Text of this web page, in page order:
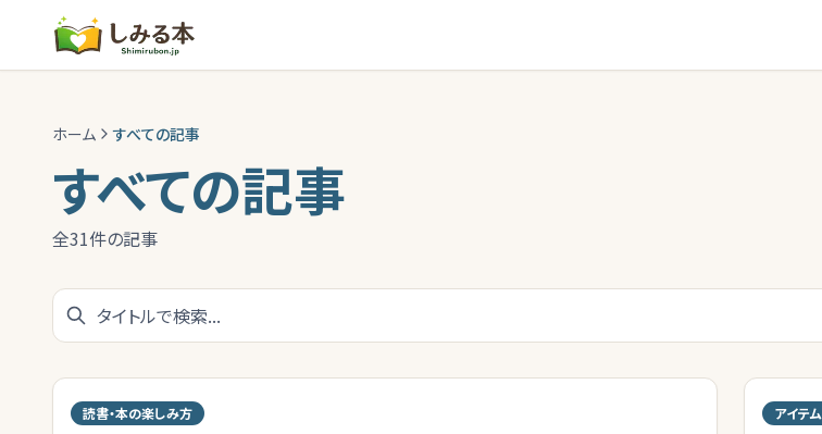
ホーム すべての記事
すべての記事
全31件の記事
読書・本の楽しみ方 アイテム